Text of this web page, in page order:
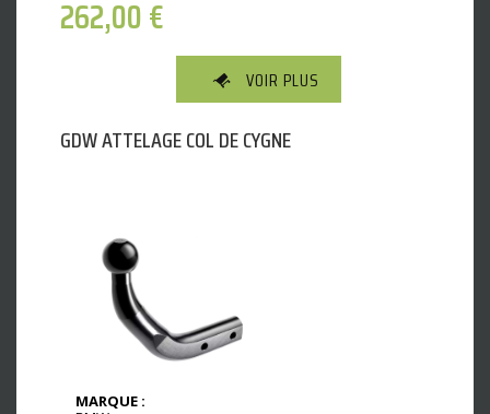
262,00€
VOIR PLUS
GDW ATTELAGE COL DE CYGNE
MARQUE :